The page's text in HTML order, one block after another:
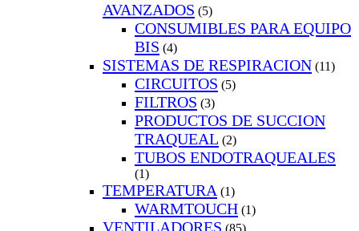
AVANZADOS (5)
CONSUMIBLES PARA EQUIPO
BIS (4)
SISTEMAS DE RESPIRACION (11)
CIRCUITOS (5)
FILTROS (3)
PRODUCTOS DE SUCCION
TRAQUEAL (2)
TUBOS ENDOTRAQUEALES
(1)
TEMPERATURA (1)
WARMTOUCH (1)
VENTILADORES